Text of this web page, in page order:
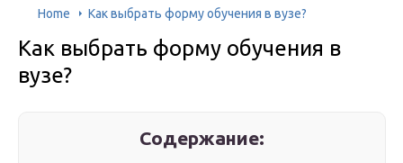
Home Как выбрать форму обучения в вузе?
Как выбрать форму обучения в
вузе?
Содержание: